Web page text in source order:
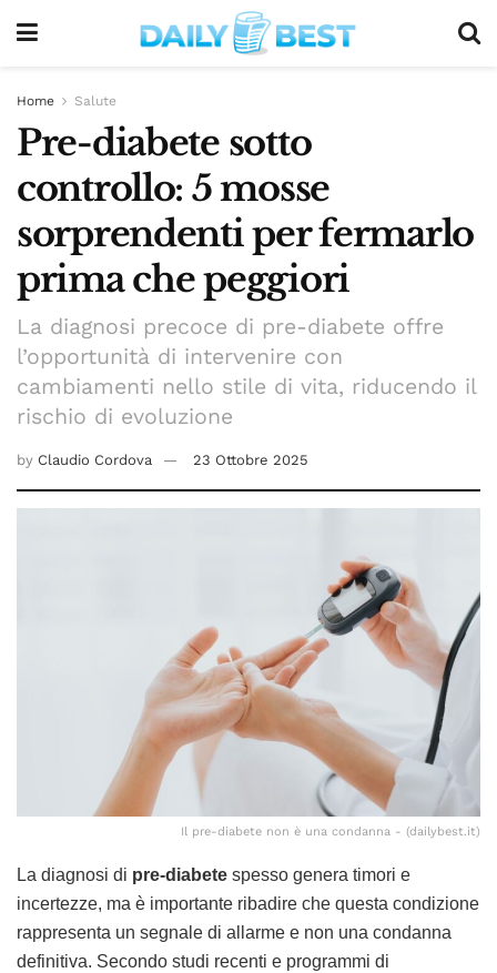
Home Salute
Pre-diabete sotto
controllo: 5 mosse
sorprendenti per fermarlo
prima che peggiori
La diagnosi precoce di pre-diabete offre
l’opportunità di intervenire con
cambiamenti nello stile di vita, riducendo il
rischio di evoluzione
by Claudio Cordova 23 Ottobre 2025
Il pre-diabete non è una condanna - (dailybest.it)
La diagnosi di pre-diabete spesso genera timori e
incertezze, ma è importante ribadire che questa condizione
rappresenta un segnale di allarme e non una condanna
definitiva. Secondo studi recenti e programmi di